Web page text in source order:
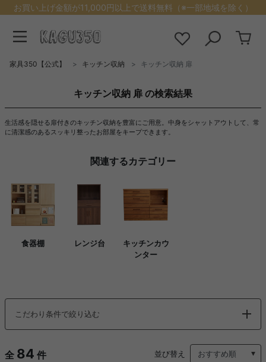
お買い上げ金額が11,000円以上で送料無料（※一部地域を除く）
家具350【公式】 キッチン収納 キッチン収納 扉
キッチン収納 扉 の検索結果
生活感を隠せる扉付きのキッチン収納を豊富にご用意。中身をシャットアウトして、常
に清潔感のあるスッキリ整ったお部屋をキープできます。
関連するカテゴリー
食器棚 レンジ台
キッチンカウ
ンター
こだわり条件で絞り込む
全 84 件 並び替え